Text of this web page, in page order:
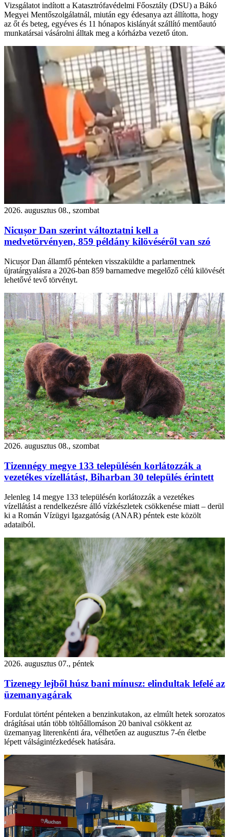
Vizsgálatot indított a Katasztrófavédelmi Főosztály (DSU) a Bákó
Megyei Mentőszolgálatnál, miután egy édesanya azt állította, hogy
az őt és beteg, egyéves és 11 hónapos kislányát szállító mentőautó
munkatársai vásárolni álltak meg a kórházba vezető úton.
2026. augusztus 08., szombat
Nicușor Dan szerint változtatni kell a
medvetörvényen, 859 példány kilövéséről van szó
Nicușor Dan államfő pénteken visszaküldte a parlamentnek
újratárgyalásra a 2026-ban 859 barnamedve megelőző célú kilövését
lehetővé tevő törvényt.
2026. augusztus 08., szombat
Tizennégy megye 133 településén korlátozzák a
vezetékes vízellátást, Biharban 30 település érintett
Jelenleg 14 megye 133 településén korlátozzák a vezetékes
vízellátást a rendelkezésre álló vízkészletek csökkenése miatt – derül
ki a Román Vízügyi Igazgatóság (ANAR) péntek este közölt
adataiból.
2026. augusztus 07., péntek
Tizenegy lejből húsz bani mínusz: elindultak lefelé az
üzemanyagárak
Fordulat történt pénteken a benzinkutakon, az elmúlt hetek sorozatos
drágításai után több töltőállomáson 20 banival csökkent az
üzemanyag literenkénti ára, vélhetően az augusztus 7-én életbe
lépett válságintézkedések hatására.